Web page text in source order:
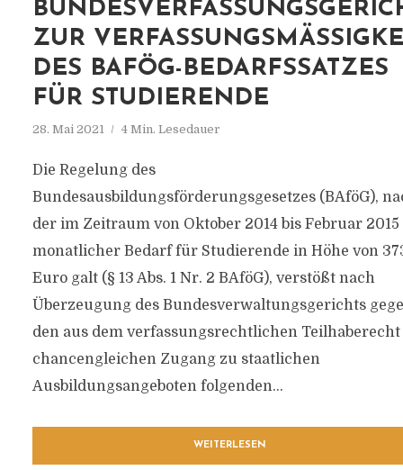
ZUR
ES BAFÖG-BEDARFSSATZES F
ÜR STUDIERENDE
28. Mai 2021 4 Min. Lesedauer
Die Regelung des
Bundesausbildungsförderungsgesetzes (BAföG),
der im Zeitraum von Oktober 2014 bis Februar 2015
monatlicher Bedarf für Studierende in Höhe von
Euro galt (§ 13 Abs. 1 Nr. 2 BAföG), verstößt nach
Überzeugung des Bundesverwaltungsgerichts
den aus dem verfassungsrechtlichen
chancengleichen Zugang zu staatlichen
Ausbildungsangeboten folgenden...
WEITERLESEN